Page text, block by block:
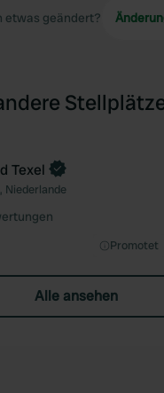
etwas geändert?
Texel
Niederlande
Promotet
Alle ansehen